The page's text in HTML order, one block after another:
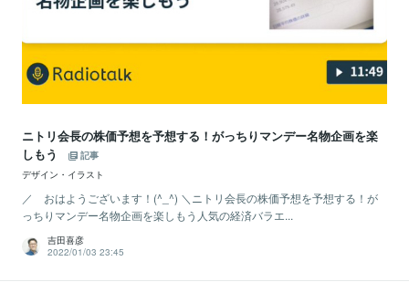
ニトリ会長の株価予想を予想する！がっちりマンデー名物企画を楽
しもう
記事
デザイン・イラスト
／ おはようございます！(^_^) ＼ニトリ会長の株価予想を予想する！が
っちりマンデー名物企画を楽しもう人気の経済バラエ...
吉田喜彦
2022/01/03 23:45